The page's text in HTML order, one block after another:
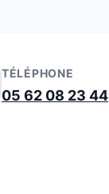
TÉLÉPHONE
05 62 08 23 44